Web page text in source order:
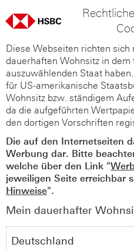
Diese Webseiten richten sich
dauerhaften Wohnsitz in dem
auszuwählenden Staat
für US-amerikanische
Wohnsitz bzw. ständigem
da die aufgeführten
den dortigen Vorschriften
Die auf den Internetseiten
Werbung dar. Bitte
welche über den Link "
jeweiligen Seite erreichbar
Hinweise".
Mein dauerhafter